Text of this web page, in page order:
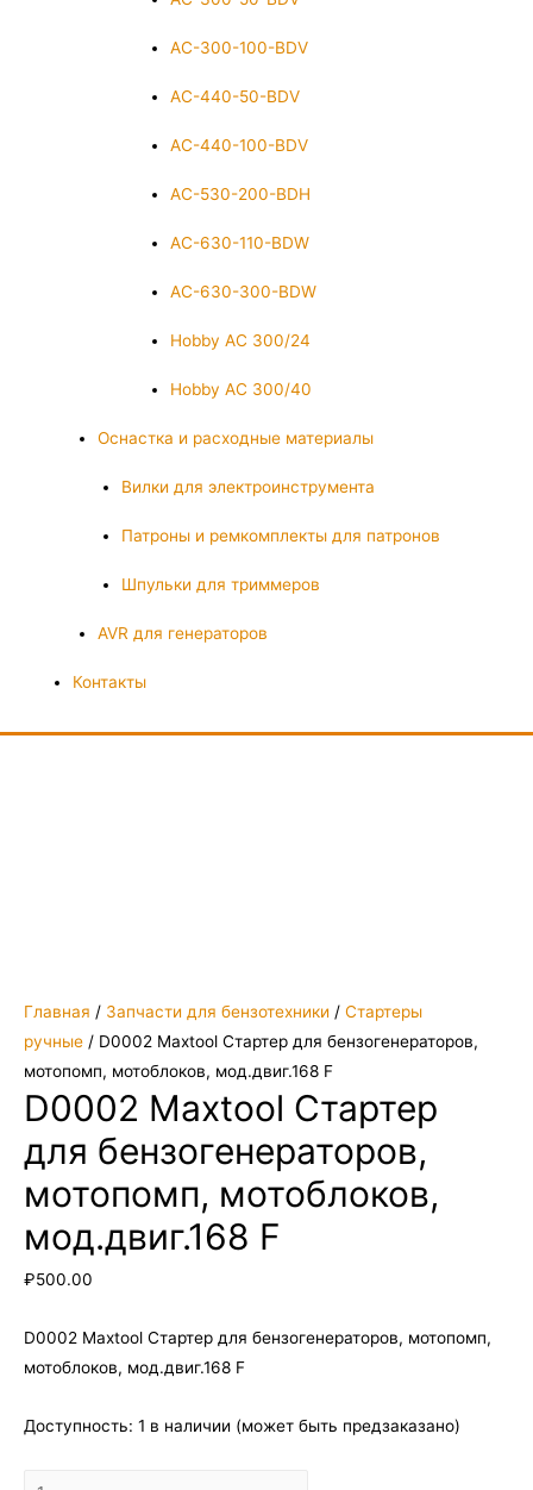
AC-300-100-BDV
AC-440-50-BDV
AC-440-100-BDV
AC-530-200-BDH
AC-630-110-BDW
AC-630-300-BDW
Hobby AC 300/24
Hobby AC 300/40
Оснастка и расходные материалы
Вилки для электроинструмента
Патроны и ремкомплекты для патронов
Шпульки для триммеров
AVR для генераторов
Контакты
Главная / Запчасти для бензотехники / Стартеры
ручные / D0002 Maxtool Стартер для бензогенераторов,
мотопомп, мотоблоков, мод.двиг.168 F
D0002 Maxtool Стартер
для бензогенераторов,
мотопомп, мотоблоков,
мод.двиг.168 F
₽500.00
D0002 Maxtool Стартер для бензогенераторов, мотопомп,
мотоблоков, мод.двиг.168 F
Доступность: 1 в наличии (может быть предзаказано)
Количество